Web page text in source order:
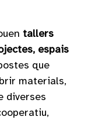
tallers
espais
que
materials,
diverses